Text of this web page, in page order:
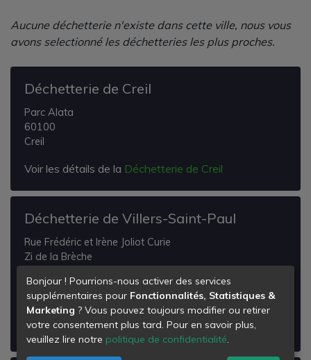
Aucune déchetterie n'existe dans cette ville, nous vous
avons selectionné les déchetteries les plus proches.
Déchetterie de Creil
Parc Alata
60100
Creil
Voir les détails de la Déchetterie de Creil
Déchetterie de Villers-Saint-Paul
Rue Frédéric et Irène Joliot Curie
Zi de la Brèche
Rieux
Voir les détails de laDéchetterie de Villers-Saint-
Paul
Bonjour ! Pourrions-nous activer des services
supplémentaires pour Fonctionnalités, Statistiques &
Marketing ? Vous pouvez toujours modifier ou retirer
votre consentement plus tard. Pour en savoir plus,
veuillez lire notre politique de confidentialité.